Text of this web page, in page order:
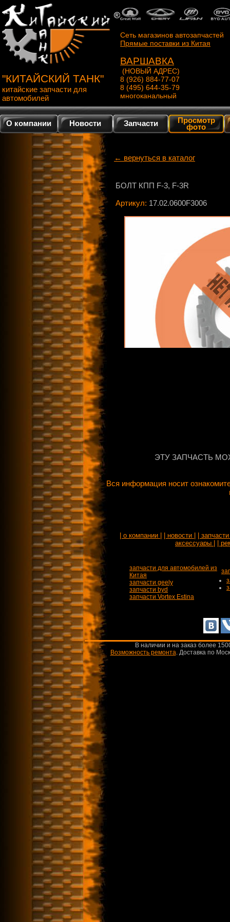
"КИТАЙСКИЙ ТАНК"
китайские запчасти для
автомобилей
Сеть магазинов автозапчастей
Прямые поставки из Китая
ВАРШАВКА
(НОВЫЙ АДРЕС)
8 (926) 884-77-07
8 (495) 644-35-79
многоканальный
О компании Новости Запчасти Просмотр
фото
← вернуться в каталог
БОЛТ КПП F-3, F-3R
Артикул: 17.02.0600F3006
ЭТУ ЗАПЧАСТЬ
Вся информация носит
| о компании | | новости |
|
аксессуары |
|
запчасти для автомобилей из
Китая
запчасти geely
запчасти byd
запчасти Vortex Estina
В наличии и на заказ более
Возможность ремонта.Доставка по